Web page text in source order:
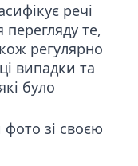
речі
те,
регулярно
випадки та
було
зі своєю